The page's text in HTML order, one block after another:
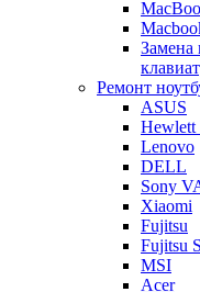
Замена
Ремонт
ASUS
Hewlett
Lenovo
DELL
Sony
Xiaomi
Fujitsu
Fujitsu
MSI
Acer